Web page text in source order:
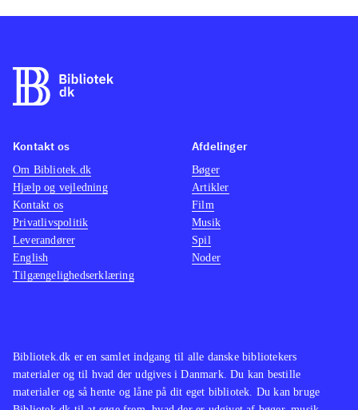
Bibliotek.dk er en samlet indgang til alle danske bibliotekers
materialer og til hvad der udgives i Danmark. Du kan bestille
materialer og så hente og låne på dit eget bibliotek. Du kan bruge
Kontakt os
Om Bibliotek.dk
Hjælp og vejledning
Kontakt os
Privatlivspolitik
Leverandører
English
Tilgængelighedserklæring
Afdelinger
Bøger
Artikler
Film
Musik
Spil
Noder